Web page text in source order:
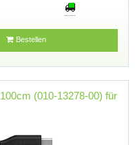
Bestellen
(010-13278-00) für